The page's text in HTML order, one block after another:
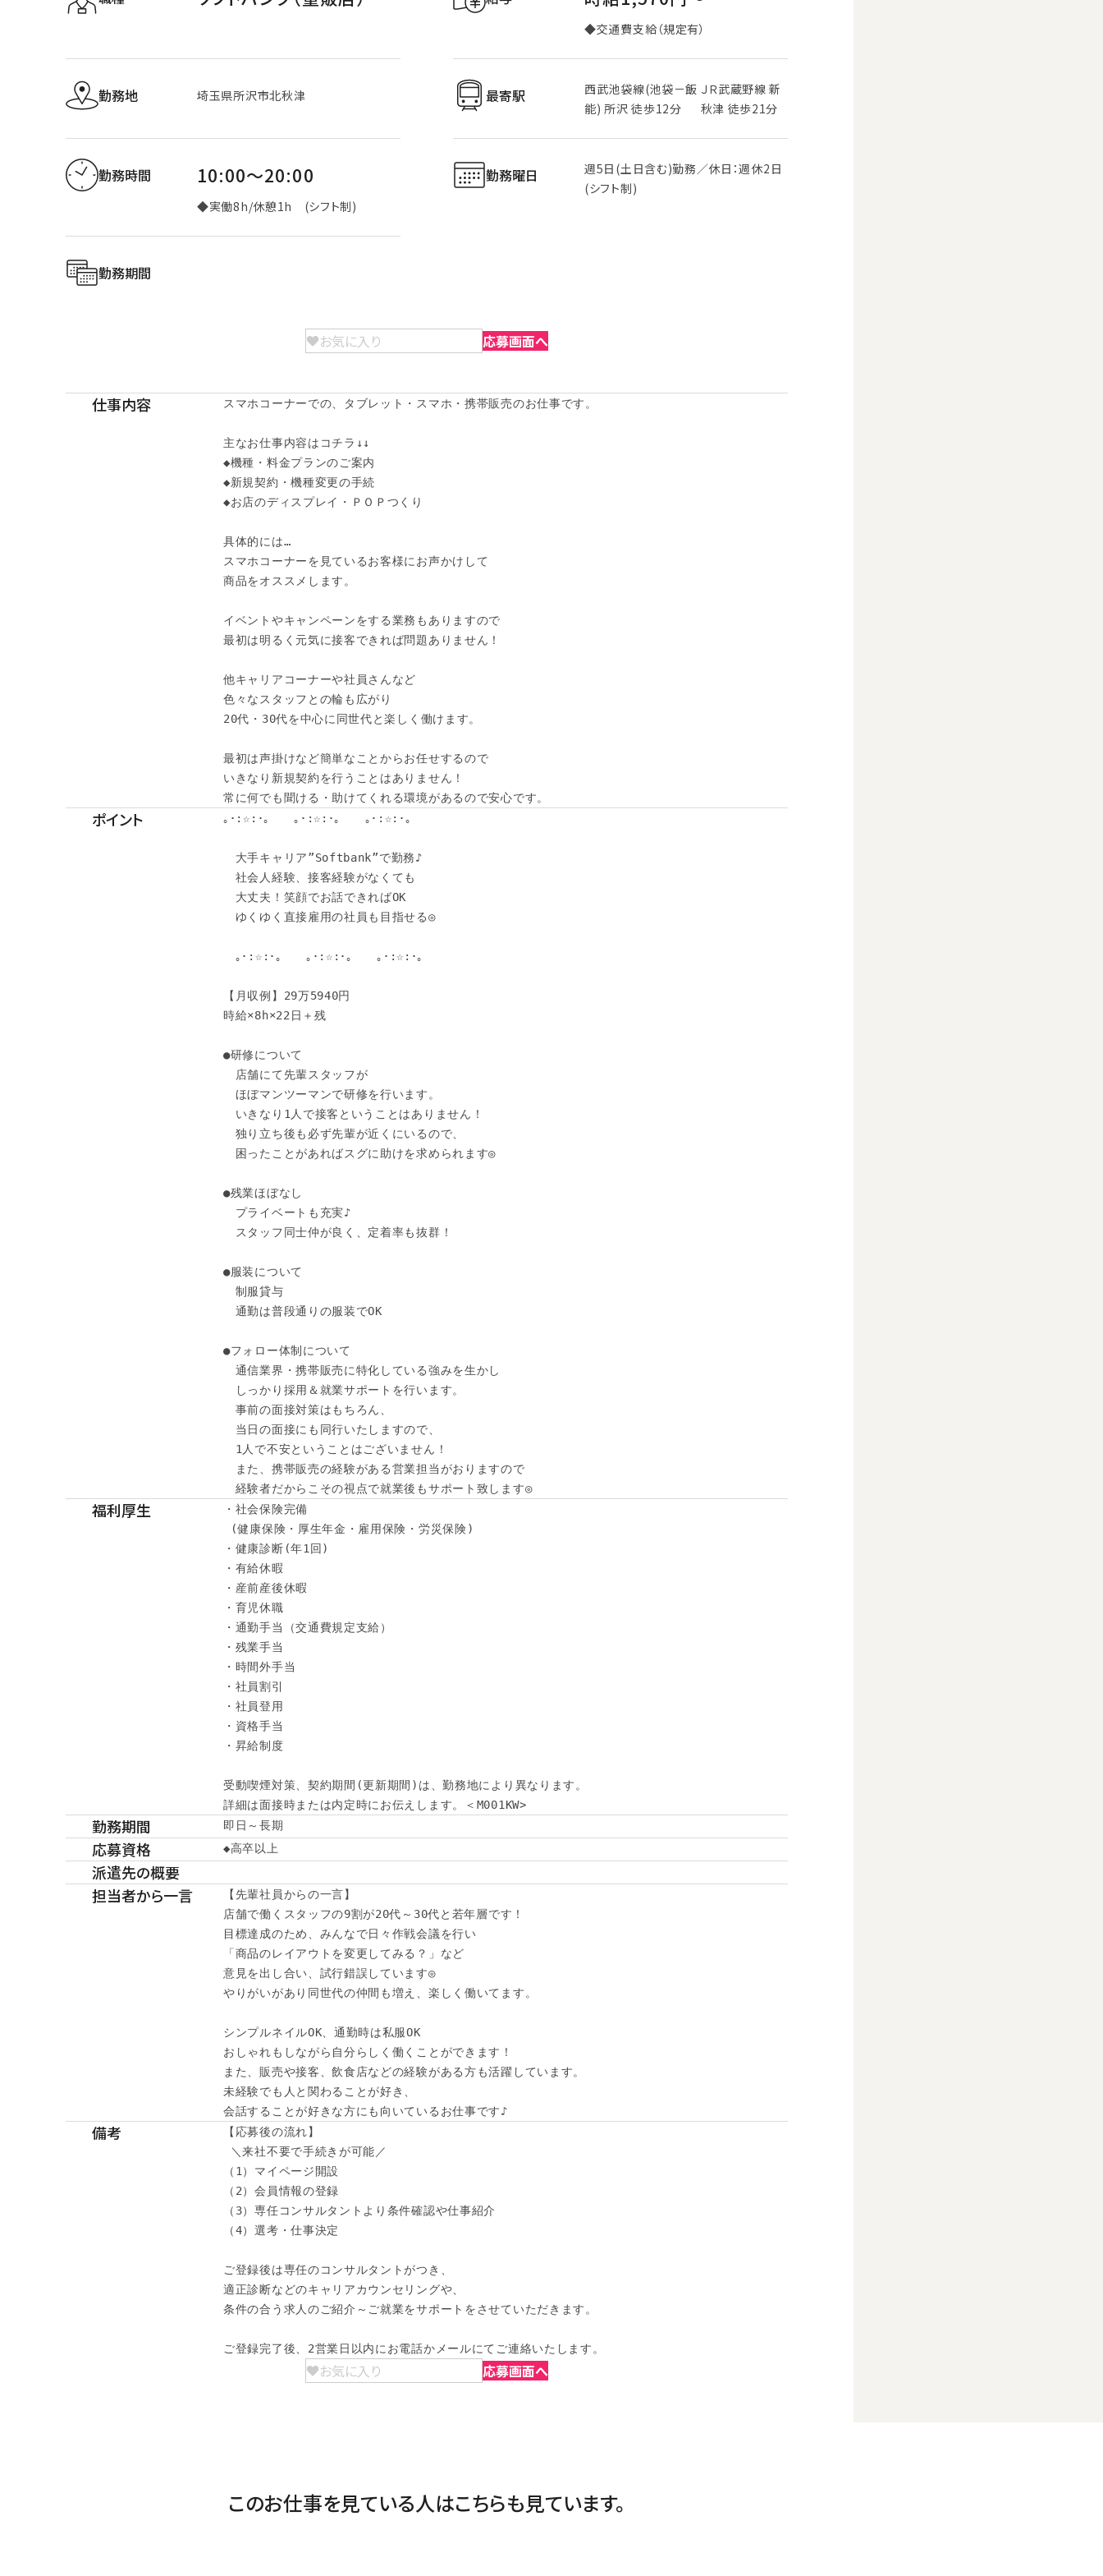
◆交通費支給（規定有）
勤務地 埼玉県所沢市北秋津 最寄駅
西武池袋線(池袋－飯
能) 所沢 徒歩12分
ＪＲ武蔵野線 新
秋津 徒歩21分
勤務時間 10:00～20:00
◆実働8h/休憩1h (シフト制)
勤務曜日
週5日(土日含む)勤務／休日：週休2日
(シフト制)
勤務期間
お気に入り 応募画面へ
仕事内容 スマホコーナーでの、タブレット・スマホ・携帯販売のお仕事です。
主なお仕事内容はコチラ↓↓
◆機種・料金プランのご案内
◆新規契約・機種変更の手続
◆お店のディスプレイ・ＰＯＰつくり
具体的には…
スマホコーナーを見ているお客様にお声かけして
商品をオススメします。
イベントやキャンペーンをする業務もありますので
最初は明るく元気に接客できれば問題ありません！
他キャリアコーナーや社員さんなど
色々なスタッフとの輪も広がり
20代・30代を中心に同世代と楽しく働けます。
最初は声掛けなど簡単なことからお任せするので
いきなり新規契約を行うことはありません！
常に何でも聞ける・助けてくれる環境があるので安心です。
ポイント ｡･:☆:･｡　　｡･:☆:･｡　　｡･:☆:･｡
大手キャリア”Softbank”で勤務♪
社会人経験、接客経験がなくても
大丈夫！笑顔でお話できればOK
ゆくゆく直接雇用の社員も目指せる◎
｡･:☆:･｡　　｡･:☆:･｡　　｡･:☆:･｡
【月収例】29万5940円
時給×8h×22日＋残
●研修について
店舗にて先輩スタッフが
ほぼマンツーマンで研修を行います。
いきなり1人で接客ということはありません！
独り立ち後も必ず先輩が近くにいるので、
困ったことがあればスグに助けを求められます◎
●残業ほぼなし
プライベートも充実♪
スタッフ同士仲が良く、定着率も抜群！
●服装について
制服貸与
通勤は普段通りの服装でOK
●フォロー体制について
通信業界・携帯販売に特化している強みを生かし
しっかり採用＆就業サポートを行います。
事前の面接対策はもちろん、
当日の面接にも同行いたしますので、
1人で不安ということはございません！
また、携帯販売の経験がある営業担当がおりますので
経験者だからこその視点で就業後もサポート致します◎
福利厚生
・社会保険完備
(健康保険・厚生年金・雇用保険・労災保険)
・健康診断(年1回)
・有給休暇
・産前産後休暇
・育児休職
・通勤手当（交通費規定支給）
・残業手当
・時間外手当
・社員割引
・社員登用
・資格手当
・昇給制度
受動喫煙対策、契約期間(更新期間)は、勤務地により異なります。
詳細は面接時または内定時にお伝えします。＜M001KW>
勤務期間 即日～長期
応募資格 ◆高卒以上
派遣先の概要
担当者から一言
【先輩社員からの一言】
店舗で働くスタッフの9割が20代～30代と若年層です！
目標達成のため、みんなで日々作戦会議を行い
「商品のレイアウトを変更してみる？」など
意見を出し合い、試行錯誤しています◎
やりがいがあり同世代の仲間も増え、楽しく働いてます。
シンプルネイルOK、通勤時は私服OK
おしゃれもしながら自分らしく働くことができます！
また、販売や接客、飲食店などの経験がある方も活躍しています。
未経験でも人と関わることが好き、
会話することが好きな方にも向いているお仕事です♪
備考
【応募後の流れ】
＼来社不要で手続きが可能／
（1）マイページ開設
（2）会員情報の登録
（3）専任コンサルタントより条件確認や仕事紹介
（4）選考・仕事決定
ご登録後は専任のコンサルタントがつき、
適正診断などのキャリアカウンセリングや、
条件の合う求人のご紹介～ご就業をサポートをさせていただきます。
ご登録完了後、2営業日以内にお電話かメールにてご連絡いたします。
お気に入り 応募画面へ
このお仕事を見ている人はこちらも見ています。